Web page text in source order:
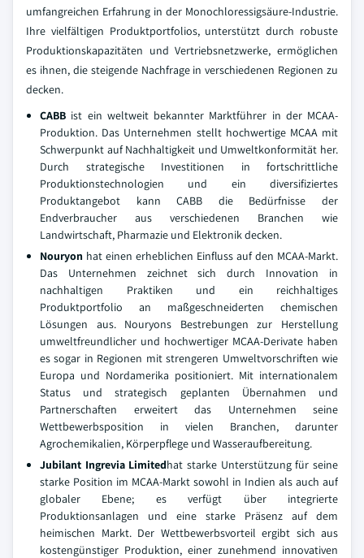
umfangreichen Erfahrung in der Monochloressigsäure-Industrie.
Ihre vielfältigen Produktportfolios, unterstützt durch robuste
Produktionskapazitäten und Vertriebsnetzwerke, ermöglichen
es ihnen, die steigende Nachfrage in verschiedenen Regionen zu
decken.
CABB ist ein weltweit bekannter Marktführer in der MCAA-
Produktion. Das Unternehmen stellt hochwertige MCAA mit
Schwerpunkt auf Nachhaltigkeit und Umweltkonformität her.
Durch strategische Investitionen in fortschrittliche
Produktionstechnologien und ein diversifiziertes
Produktangebot kann CABB die Bedürfnisse der
Endverbraucher aus verschiedenen Branchen wie
Landwirtschaft, Pharmazie und Elektronik decken.
Nouryon hat einen erheblichen Einfluss auf den MCAA-Markt.
Das Unternehmen zeichnet sich durch Innovation in
nachhaltigen Praktiken und ein reichhaltiges
Produktportfolio an maßgeschneiderten chemischen
Lösungen aus. Nouryons Bestrebungen zur Herstellung
umweltfreundlicher und hochwertiger MCAA-Derivate haben
es sogar in Regionen mit strengeren Umweltvorschriften wie
Europa und Nordamerika positioniert. Mit internationalem
Status und strategisch geplanten Übernahmen und
Partnerschaften erweitert das Unternehmen seine
Wettbewerbsposition in vielen Branchen, darunter
Agrochemikalien, Körperpflege und Wasseraufbereitung.
Jubilant Ingrevia Limitedhat starke Unterstützung für seine
starke Position im MCAA-Markt sowohl in Indien als auch auf
globaler Ebene; es verfügt über integrierte
Produktionsanlagen und eine starke Präsenz auf dem
heimischen Markt. Der Wettbewerbsvorteil ergibt sich aus
kostengünstiger Produktion, einer zunehmend innovativen